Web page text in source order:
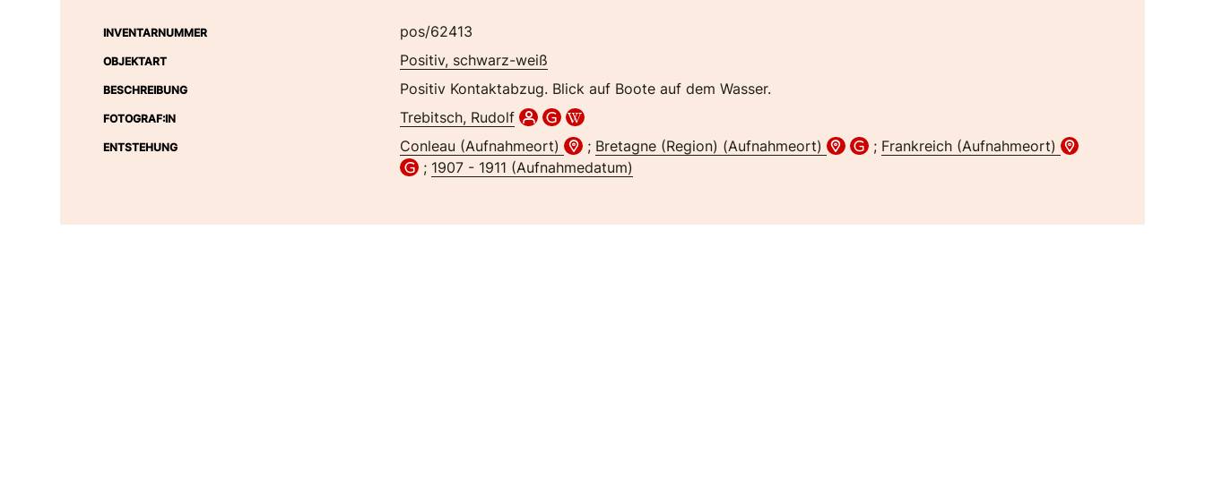
INVENTARNUMMER pos/62413
OBJEKTART Positiv, schwarz-weiß
BESCHREIBUNG Positiv Kontaktabzug. Blick auf Boote auf dem Wasser.
FOTOGRAF:IN Trebitsch, Rudolf
ENTSTEHUNG Conleau (Aufnahmeort) ; Bretagne (Region) (Aufnahmeort) ; Frankreich (Aufnahmeort)
; 1907 - 1911 (Aufnahmedatum)